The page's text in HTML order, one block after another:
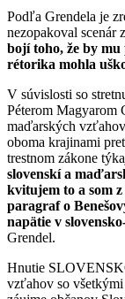
Podľa Grendela je
nezopakoval scenár
bojí toho, že by
rétorika mohla
V súvislosti so
Péterom Magyarom
maďarských
oboma krajinami
trestnom zákone
slovenskí a
kvitujem to a som
paragraf o
napätie v
Grendel.
Hnutie
vzťahov so